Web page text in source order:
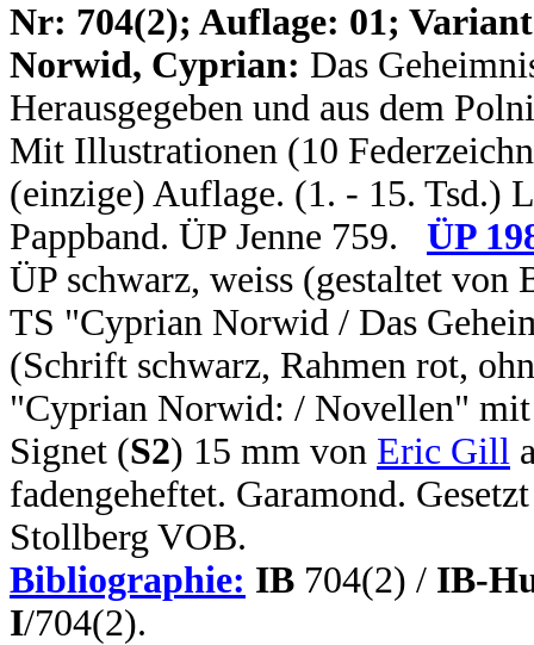
Nr: 704(2); Auflage: 01;
Norwid, Cyprian: Das
Herausgegeben und aus dem
Mit Illustrationen (10
(einzige) Auflage. (1. - 15. Tsd.)
Pappband. ÜP Jenne 759.
ÜP
ÜP schwarz, weiss (gestaltet
TS "Cyprian Norwid / Das
(Schrift schwarz, Rahmen rot,
"Cyprian Norwid: / Novellen"
Signet (S2) 15 mm von Eric Gill
fadengeheftet. Garamond.
Stollberg VOB.
Bibliographie: IB 704(2) / IB-
I/704(2).